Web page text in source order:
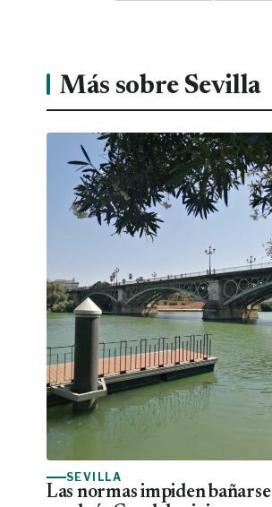
Más sobre Sevilla
SEVILLA
Las normas impiden bañarse